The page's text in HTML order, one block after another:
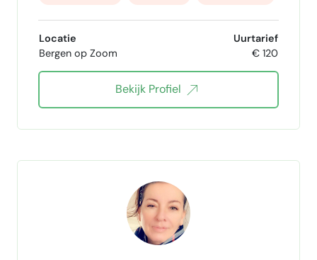
continu verbeteren
Strategisch herstructureren
Locatie
Bergen op Zoom
Uurtarief
€ 120
Bekijk Profiel